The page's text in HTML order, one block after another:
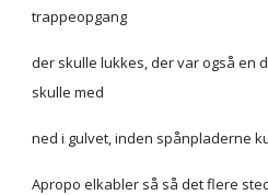
trappeopgang
der skulle lukkes, der var også en
skulle med
ned i gulvet, inden spånpladerne
Apropo elkabler så så det flere